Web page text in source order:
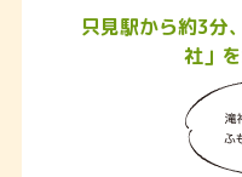
只見駅から約3分
社」